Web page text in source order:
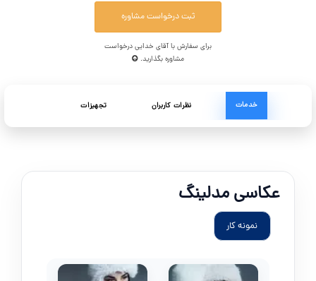
ثبت درخواست مشاوره
برای سفارش با آقای خدایی درخواست
مشاوره بگذارید.
خدمات نظرات کاربران تجهیزات
عکاسی مدلینگ
نمونه کار